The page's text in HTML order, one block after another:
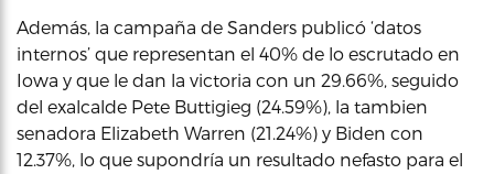
Además, la campaña de Sanders publicó ‘datos
internos’ que representan el 40% de lo escrutado en
Iowa y que le dan la victoria con un 29.66%, seguido
del exalcalde Pete Buttigieg (24.59%), la tambien
senadora Elizabeth Warren (21.24%) y Biden con
12.37%, lo que supondría un resultado nefasto para el